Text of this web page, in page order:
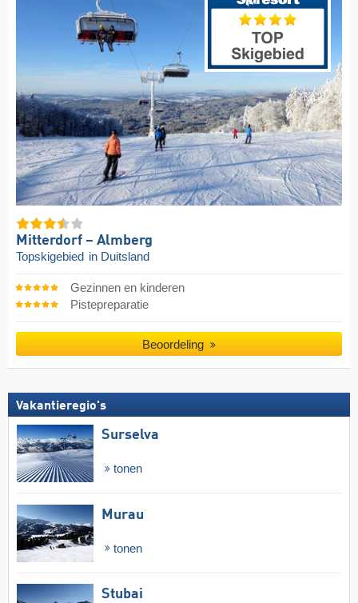
Mitterdorf – Almberg
Topskigebied in Duitsland
Gezinnen en kinderen
Pistepreparatie
Beoordeling
Vakantieregio's
Surselva
tonen
Murau
tonen
Stubai